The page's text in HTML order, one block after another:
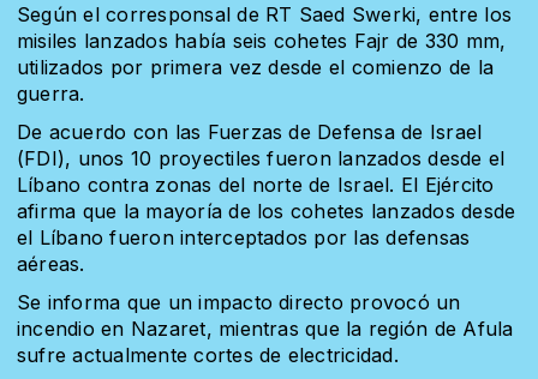
Según el corresponsal de RT Saed Swerki, entre los
misiles lanzados había seis cohetes Fajr de 330 mm,
utilizados por primera vez desde el comienzo de la
guerra.
De acuerdo con las Fuerzas de Defensa de Israel
(FDI), unos 10 proyectiles fueron lanzados desde el
Líbano contra zonas del norte de Israel. El Ejército
afirma que la mayoría de los cohetes lanzados desde
el Líbanofueroninterceptados por las defensas
aéreas.
Se informa que un impacto directo provocó un
incendio en Nazaret, mientras que la región de Afula
sufre actualmente cortes de electricidad.